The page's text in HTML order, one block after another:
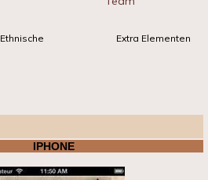
Ethnische Extra Elementen
IPHONE